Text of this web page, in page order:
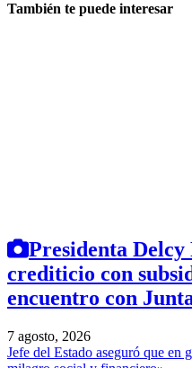
También te puede interesar
Presidenta
crediticio con
encuentro con
7 agosto, 2026
Jefe del Estado aseguró que en